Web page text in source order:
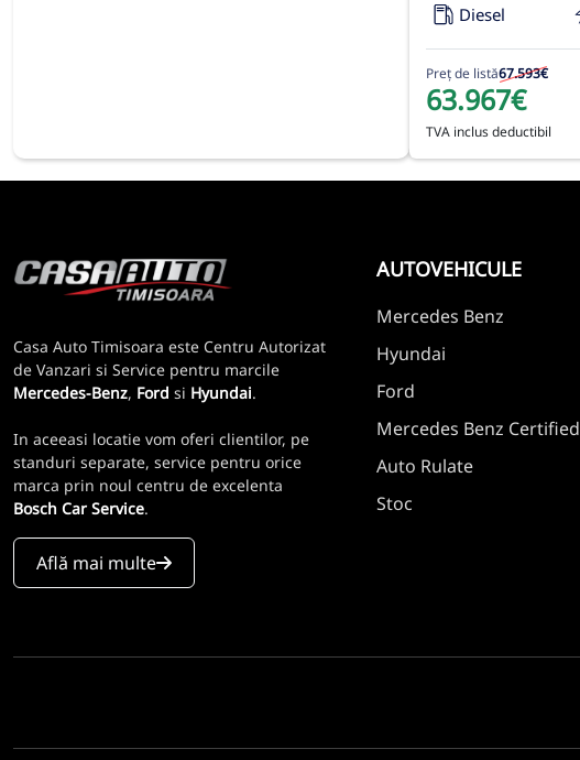
Diesel
Preț de listă67.593€
63.967€
TVA inclus deductibil
Casa Auto Timisoara este Centru Autorizat
de Vanzari si Service pentru marcile
Mercedes-Benz, Ford si Hyundai.
In aceeasi locatie vom oferi clientilor, pe
standuri separate, service pentru orice
marca prin noul centru de excelenta
Bosch Car Service.
Află mai multe
AUTOVEHICULE
Mercedes Benz
Hyundai
Ford
Mercedes Benz Certified
Auto Rulate
Stoc